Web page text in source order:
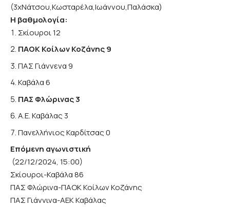
(3xΝάτσου,Κωσταρέλα,Ιωάννου,Παλάσκα)
Η βαθμολογία:
Σκίουροι 12
ΠΑΟΚ Κοίλων Κοζάνης 9
ΠΑΣ Γιάννενα 9
Καβάλα 6
ΠΑΣ Φλώρινας 3
Α.Ε. Καβάλας 3
Πανελλήνιος Καρδίτσας 0
Επόμενη αγωνιστική
(22/12/2024, 15:00)
Σκίουροι-Καβάλα 86
ΠΑΣ Φλώρινα-ΠΑΟΚ Κοίλων Κοζάνης
ΠΑΣ Γιάννινα-ΑΕΚ Καβάλας